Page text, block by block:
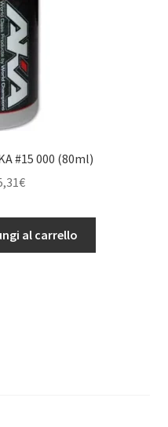
#15 000 (80ml)
€Il
attuale
è:
al carrello